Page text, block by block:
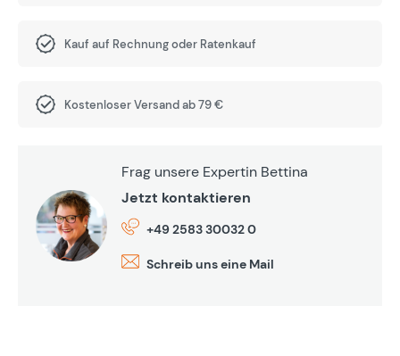
Kauf auf Rechnung oder Ratenkauf
Kostenloser Versand ab 79 €
Frag unsere Expertin Bettina
Jetzt kontaktieren
+49 2583 30032 0
Schreib uns eine Mail